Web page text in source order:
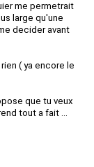
me permetrait
large qu'une
decider avant
( ya encore le
que tu veux
tout a fait ...